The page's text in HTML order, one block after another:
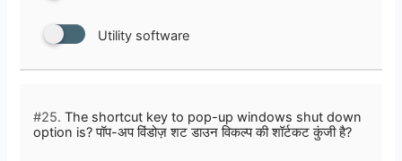
Utility software
#25. The shortcut key to pop-up windows shut down
option is? पॉप-अप विंडोज़ शट डाउन विकल्प की शॉर्टकट कुंजी है?